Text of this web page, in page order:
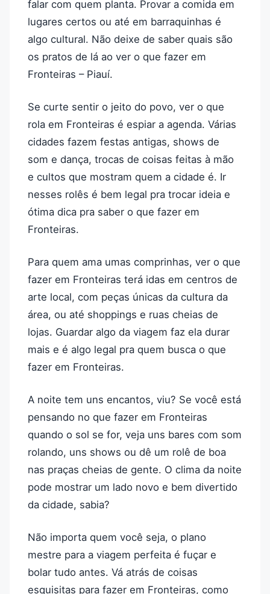
falar com quem planta. Provar a comida em
lugares certos ou até em barraquinhas é
algo cultural. Não deixe de saber quais são
os pratos de lá ao ver o que fazer em
Fronteiras – Piauí.
Se curte sentir o jeito do povo, ver o que
rola em Fronteiras é espiar a agenda. Várias
cidades fazem festas antigas, shows de
som e dança, trocas de coisas feitas à mão
e cultos que mostram quem a cidade é. Ir
nesses rolês é bem legal pra trocar ideia e
ótima dica pra saber o que fazer em
Fronteiras.
Para quem ama umas comprinhas, ver o que
fazer em Fronteiras terá idas em centros de
arte local, com peças únicas da cultura da
área, ou até shoppings e ruas cheias de
lojas. Guardar algo da viagem faz ela durar
mais e é algo legal pra quem busca o que
fazer em Fronteiras.
A noite tem uns encantos, viu? Se você está
pensando no que fazer em Fronteiras
quando o sol se for, veja uns bares com som
rolando, uns shows ou dê um rolê de boa
nas praças cheias de gente. O clima da noite
pode mostrar um lado novo e bem divertido
da cidade, sabia?
Não importa quem você seja, o plano
mestre para a viagem perfeita é fuçar e
bolar tudo antes. Vá atrás de coisas
esquisitas para fazer em Fronteiras, como